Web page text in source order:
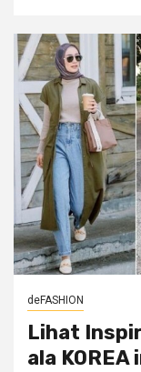
deFASHION
Lihat
ala KOREA